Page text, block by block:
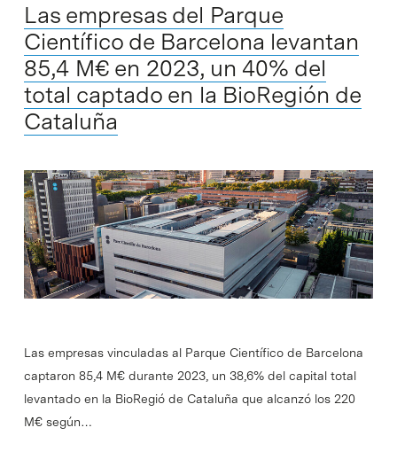
Las empresas del Parque
Científico de Barcelona levantan
85,4 M€ en 2023, un 40% del
total captado en la BioRegión de
Cataluña
Las empresas vinculadas al Parque Científico de Barcelona
captaron 85,4 M€ durante 2023, un 38,6% del capital total
levantado en la BioRegió de Cataluña que alcanzó los 220
M€ según…